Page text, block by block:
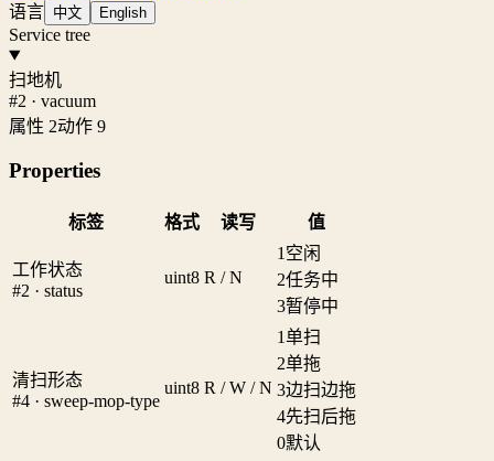
语言 中文 English
Service tree
扫地机
#2 · vacuum
属性 2动作 9
Properties
标签 格式 读写 值
工作状态
#2 · status
uint8 R / N
1 空闲
2任务中
3暂停中
清扫形态
#4 · sweep-mop-type
uint8 R / W / N
1单扫
2单拖
3边扫边拖
4先扫后拖
0默认